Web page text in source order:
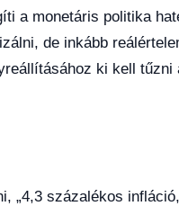
a monetáris politika
de inkább
ki kell
„4,3 százalékos